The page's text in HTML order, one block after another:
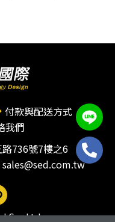
付款與配送方式
我們
736號7樓之6
Co., Ltd